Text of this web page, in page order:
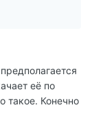
её по
такое. Конечно